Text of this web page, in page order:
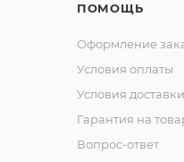
ПОМОЩЬ
Оформление
Условия оплаты
Условия доставки
Гарантия на
Вопрос-ответ